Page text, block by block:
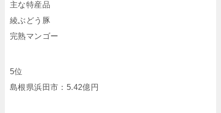
主な特産品
綾ぶどう豚
完熟マンゴー
5位
島根県浜田市：5.42億円